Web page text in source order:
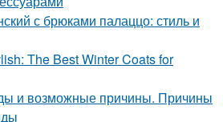
с брюками палаццо: стиль и
The Best Winter Coats for
и возможные причины. Причины